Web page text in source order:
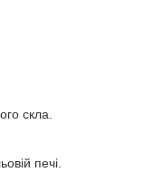
скла.
печі.